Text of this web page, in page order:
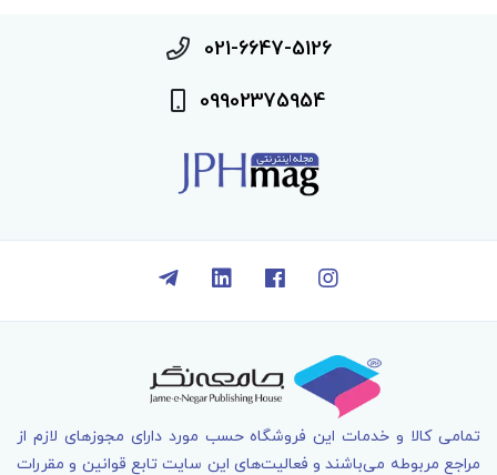
021-6647-5126
09902375954
تمامی کالا و خدمات اين فروشگاه حسب مورد دارای مجوزهای لازم از
مراجع مربوطه می‌باشند و فعاليت‌های اين سايت تابع قوانين و مقررات